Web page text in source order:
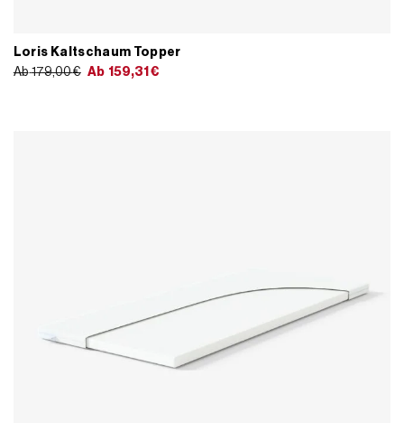
Loris Kaltschaum Topper
Ab 179,00€ Ab 159,31 €